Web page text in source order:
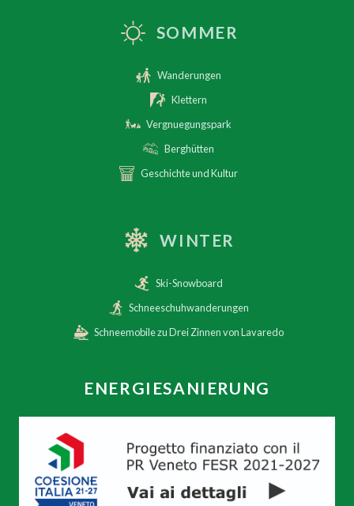
SOMMER
Wanderungen
Klettern
Vergnuegungspark
Berghütten
Geschichte und Kultur
WINTER
Ski-Snowboard
Schneeschuhwanderungen
Schneemobile zu Drei Zinnen von Lavaredo
ENERGIESANIERUNG